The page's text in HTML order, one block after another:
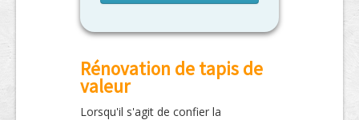
Rénovation de tapis de
valeur
Lorsqu'il s'agit de confier la